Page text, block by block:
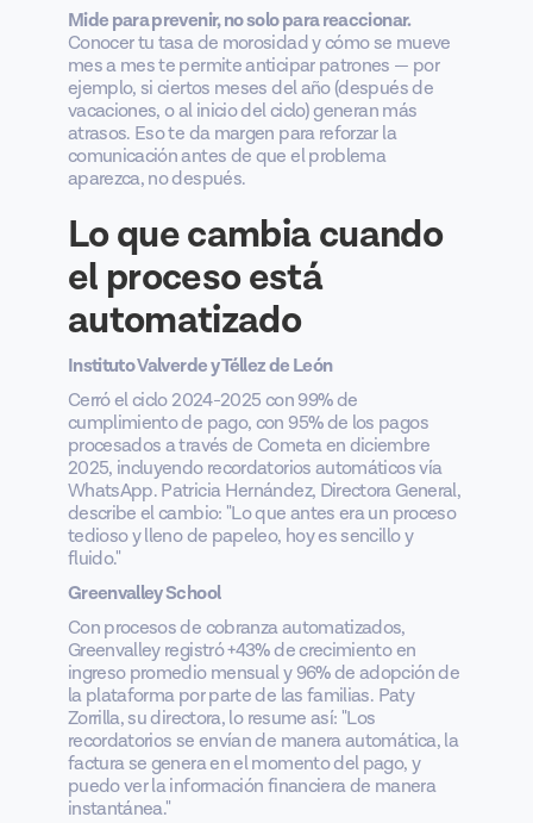
Mide para prevenir, no solo para reaccionar.
Conocer tu tasa de morosidad y cómo se mueve
mes a mes te permite anticipar patrones — por
ejemplo, si ciertos meses del año (después de
vacaciones, o al inicio del ciclo) generan más
atrasos. Eso te da margen para reforzar la
comunicación antes de que el problema
aparezca, no después.
Lo que cambia cuando
el proceso está
automatizado
Instituto Valverde y Téllez de León
Cerró el ciclo 2024-2025 con 99% de
cumplimiento de pago, con 95% de los pagos
procesados a través de Cometa en diciembre
2025, incluyendo recordatorios automáticos vía
WhatsApp. Patricia Hernández, Directora General,
describe el cambio: "Lo que antes era un proceso
tedioso y lleno de papeleo, hoy es sencillo y
fluido."
Greenvalley School
Con procesos de cobranza automatizados,
Greenvalley registró +43% de crecimiento en
ingreso promedio mensual y 96% de adopción de
la plataforma por parte de las familias. Paty
Zorrilla, su directora, lo resume así: "Los
recordatorios se envían de manera automática, la
factura se genera en el momento del pago, y
puedo ver la información financiera de manera
instantánea."